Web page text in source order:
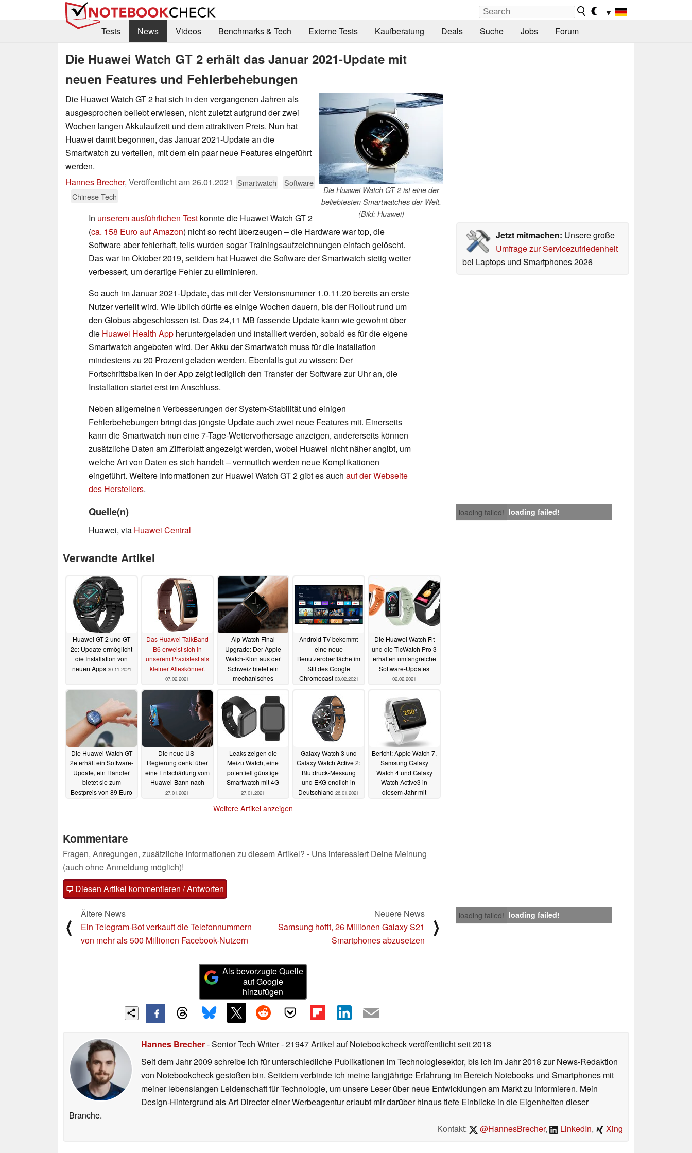
▼
Tests
News Videos Benchmarks & Tech Externe Tests Kaufberatung Deals Suche Jobs Forum
Die Huawei Watch GT 2 erhält das Januar 2021-Update mit
neuen Features und Fehlerbehebungen
Die Huawei Watch GT 2 ist eine der
beliebtesten Smartwatches der Welt.
(Bild: Huawei)
Die Huawei Watch GT 2 hat sich in den vergangenen Jahren als
ausgesprochen beliebt erwiesen, nicht zuletzt aufgrund der zwei
Wochen langen Akkulaufzeit und dem attraktiven Preis. Nun hat
Huawei damit begonnen, das Januar 2021-Update an die
Smartwatch zu verteilen, mit dem ein paar neue Features eingeführt
werden.
Hannes Brecher, Veröffentlicht am26.01.2021 Smartwatch
Software
Chinese Tech
Jetzt mitmachen: Unsere große
Umfrage zur Servicezufriedenheit
bei Laptops und Smartphones 2026
In unserem ausführlichen Test konnte die Huawei Watch GT 2
(ca. 158 Euro auf Amazon) nicht so recht überzeugen – die Hardware war top, die
Software aber fehlerhaft, teils wurden sogar Trainingsaufzeichnungen einfach gelöscht.
Das war im Oktober 2019, seitdem hat Huawei die Software der Smartwatch stetig weiter
verbessert, um derartige Fehler zu eliminieren.
So auch im Januar 2021-Update, das mit der Versionsnummer 1.0.11.20 bereits an erste
Nutzer verteilt wird. Wie üblich dürfte es einige Wochen dauern, bis der Rollout rund um
den Globus abgeschlossen ist. Das 24,11 MB fassende Update kann wie gewohnt über
die Huawei Health App heruntergeladen und installiert werden, sobald es für die eigene
Smartwatch angeboten wird. Der Akku der Smartwatch muss für die Installation
mindestens zu 20 Prozent geladen werden. Ebenfalls gut zu wissen: Der
Fortschrittsbalken in der App zeigt lediglich den Transfer der Software zur Uhr an, die
Installation startet erst im Anschluss.
Neben allgemeinen Verbesserungen der System-Stabilität und einigen
Fehlerbehebungen bringt das jüngste Update auch zwei neue Features mit. Einerseits
kann die Smartwatch nun eine 7-Tage-Wettervorhersage anzeigen, andererseits können
zusätzliche Daten am Zifferblatt angezeigt werden, wobei Huawei nicht näher angibt, um
welche Art von Daten es sich handelt – vermutlich werden neue Komplikationen
eingeführt. Weitere Informationen zur Huawei Watch GT 2 gibt es auch auf der Webseite
des Herstellers.
loading failed! loading failed!
Quelle(n)
Huawei, via Huawei Central
Verwandte Artikel
Huawei GT 2 und GT
2e: Update ermöglicht
die Installation von
neuen Apps 30.11.2021
Das Huawei TalkBand
B6 erweist sich in
unserem Praxistest als
kleiner Alleskönner.
07.02.2021
Alp Watch Final
Upgrade: Der Apple
Watch-Klon aus der
Schweiz bietet ein
mechanisches
Euro
03.02.2021
Android TV bekommt
eine neue
Benutzeroberfläche im
Stil des Google
Chromecast 03.02.2021
Die Huawei Watch Fit
und die TicWatch Pro 3
erhalten umfangreiche
Software-Updates
02.02.2021
Die Huawei Watch GT
2e erhält ein Software-
Update, ein Händler
bietet sie zum
Bestpreis von 89 Euro
Die neue US-
Regierung denkt über
eine Entschärfung vom
Huawei-Bann nach
27.01.2021
Leaks zeigen die
Meizu Watch, eine
potentiell günstige
Smartwatch mit 4G
27.01.2021
Galaxy Watch 3 und
Galaxy Watch Active 2:
Blutdruck-Messung
und EKG endlich in
Deutschland 26.01.2021
Bericht: Apple Watch 7,
Samsung Galaxy
Watch 4 und Galaxy
Watch Active3 in
diesem Jahr mit
Weitere Artikel anzeigen
Kommentare
Fragen, Anregungen, zusätzliche Informationen zu diesem Artikel? - Uns interessiert Deine Meinung
(auch ohne Anmeldung möglich)!
Diesen Artikel kommentieren / Antworten
loading failed! loading failed!
⟨
Ältere News
Ein Telegram-Bot verkauft die Telefonnummern
von mehr als 500 Millionen Facebook-Nutzern
Neuere News
Samsung hofft, 26 Millionen Galaxy S21
Smartphones abzusetzen
⟩
Als bevorzugte Quelle
auf Google
hinzufügen
Hannes Brecher- Senior Tech Writer- 21947 Artikel auf Notebookcheck veröffentlichtseit 2018
Seit dem Jahr 2009 schreibe ich für unterschiedliche Publikationen im Technologiesektor, bis ich im Jahr 2018 zur News-Redaktion
von Notebookcheck gestoßen bin. Seitdem verbinde ich meine langjährige Erfahrung im Bereich Notebooks und Smartphones mit
meiner lebenslangen Leidenschaft für Technologie, um unsere Leser über neue Entwicklungen am Markt zu informieren. Mein
Design-Hintergrund als Art Director einer Werbeagentur erlaubt mir darüber hinaus tiefe Einblicke in die Eigenheiten dieser
Branche.
Kontakt:
@HannesBrecher, LinkedIn, Xing